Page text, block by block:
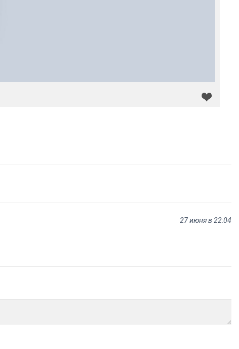
27 июня в 22:04